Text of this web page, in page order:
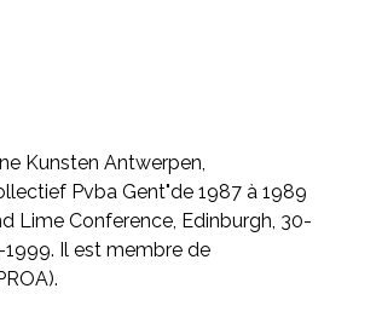
Kunsten Antwerpen,
Pvba Gent"de 1987 à 1989
Lime Conference, Edinburgh, 30-
Il est membre de